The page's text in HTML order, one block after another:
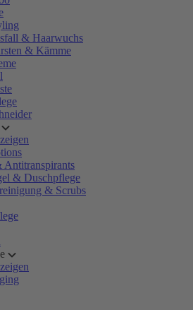
& Haarwuchs
& Kämme
Antitranspirants
& Duschpflege
& Scrubs